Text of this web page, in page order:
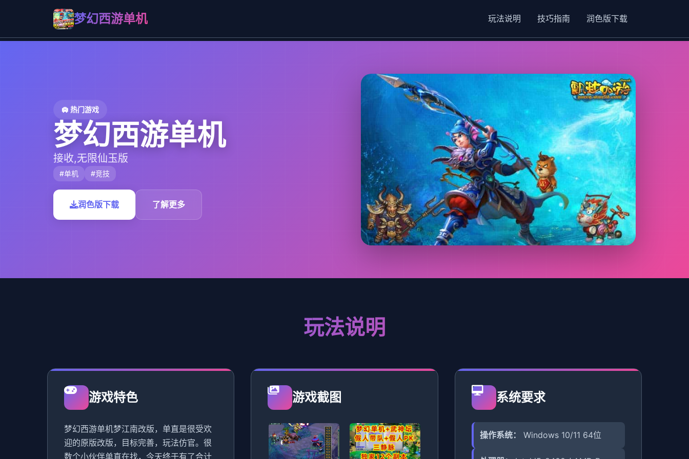
梦幻西游单机 玩法说明 技巧指南 润色版下载
🛄 热门游戏
梦幻西游单机
接收,无限仙玉版
#单机 #竞技
润色版下载 了解更多
玩法说明
游戏特色
梦幻西游单机梦江南改版，单直是很受欢
迎的原版改版，目标完善，玩法仿官。很
数个小伙伴单直在找，今天终于有了合计
游戏截图 系统要求
操作系统： Windows 10/11 64位